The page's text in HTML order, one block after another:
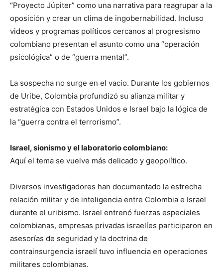
“Proyecto Júpiter” como una narrativa para reagrupar a la
oposición y crear un clima de ingobernabilidad. Incluso
videos y programas políticos cercanos al progresismo
colombiano presentan el asunto como una “operación
psicológica” o de “guerra mental”.
La sospecha no surge en el vacío. Durante los gobiernos
de Uribe, Colombia profundizó su alianza militar y
estratégica con Estados Unidos e Israel bajo la lógica de
la “guerra contra el terrorismo”.
Israel, sionismo y el laboratorio colombiano:
Aquí el tema se vuelve más delicado y geopolítico.
Diversos investigadores han documentado la estrecha
relación militar y de inteligencia entre Colombia e Israel
durante el uribismo. Israel entrenó fuerzas especiales
colombianas, empresas privadas israelíes participaron en
asesorías de seguridad y la doctrina de
contrainsurgencia israelí tuvo influencia en operaciones
militares colombianas.